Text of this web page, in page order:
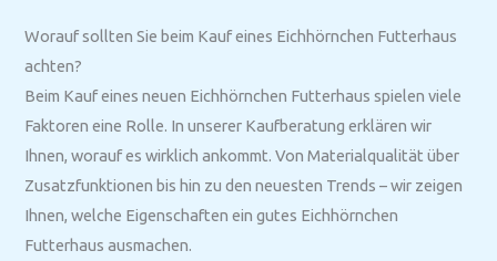
Worauf sollten Sie beim Kauf eines Eichhörnchen Futterhaus
achten?
Beim Kauf eines neuen Eichhörnchen Futterhaus spielen viele
Faktoren eine Rolle. In unserer Kaufberatung erklären wir
Ihnen, worauf es wirklich ankommt. Von Materialqualität über
Zusatzfunktionen bis hin zu den neuesten Trends – wir zeigen
Ihnen, welche Eigenschaften ein gutes Eichhörnchen
Futterhaus ausmachen.